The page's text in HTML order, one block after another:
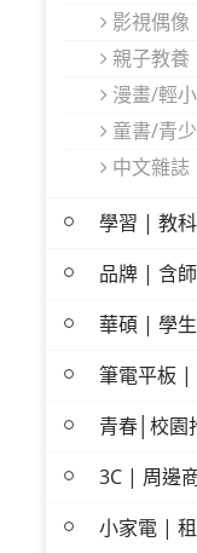
影視偶像
親子教養
漫畫/輕
童書/青
中文雜誌
學習 | 教
品牌 | 含
華碩 | 學
筆電平板 |
青春│校園
3C | 周邊
小家電 |